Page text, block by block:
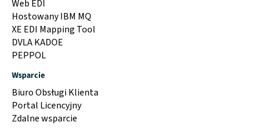
Web EDI
Hostowany IBM MQ
XE EDI Mapping Tool
DVLA KADOE
PEPPOL
Wsparcie
Biuro Obsługi Klienta
Portal Licencyjny
Zdalne wsparcie